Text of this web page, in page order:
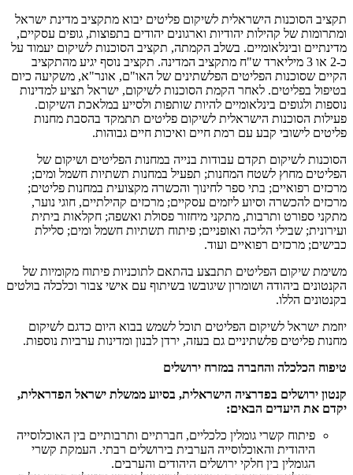
תקציב הסוכנות הישראלית לשיקום פליטים יבוא מתקציב מדינת ישראל
ומתרומות של קהילות יהודיות וארגונים יהודים בתפוצות, גופים עסקיים,
מדינתיים ובינלאומיים. בשלב הקמתה, תקציב הסוכנות לשיקום יעמוד על
כ-2 או 3 מיליארד ש"ח מתקציב המדינה. תקציב נוסף יגיע מהתקציב
הקיים שסוכנות הפליטים הפלשתינים של האו"ם, אונר"א, משקיעה כיום
בטיפול בפליטים. לאחר הקמת הסוכנות לשיקום, ישראל תציע למדינות
נוספות ולגופים בינלאומיים להיות שותפות ולסייע במלאכת השיקום.
פעילות הסוכנות הישראלית לשיקום פליטים תתמקד בהסבת מחנות
פליטים לישובי קבע עם רמת חיים ואיכות חיים גבוהות.
הסוכנות לשיקום תקדם עבודות בנייה במחנות הפליטים ושיקום של
הפליטים מחוץ לשטח המחנות; תפעיל במחנות תשתיות חשמל ומים;
מרכזים רפואיים; בתי ספר לחינוך והכשרה מקצועית במחנות פליטים;
מרכזים להכשרה וסיוע ליזמים עסקיים; מרכזים קהילתיים, חוגי נוער,
מתקני ספורט ותרבות, מתקני מיחזור פסולת ואשפה; חקלאות ביתית
ועירונית; שבילי הליכה ואופניים; פיתוח תשתיות חשמל ומים; סלילת
כבישים; מרכזים רפואיים ועוד.
משימת שיקום הפליטים תתבצע בהתאם לתוכניות פיתוח מקומיות של
הקנטונים ביהודה ושומרון שיגובשו בשיתוף עם אישי צבור וכלכלה בולטים
בקנטונים הללו.
יוזמת ישראל לשיקום הפליטים תוכל לשמש בבוא היום כדגם לשיקום
מחנות פליטים פלשתיניים גם בעזה, ירדן לבנון ומדינות ערביות נוספות.
טיפוח הכלכלה והחברה במזרח ירושלים
קנטון ירושלים בפדרציה הישראלית, בסיוע ממשלת ישראל הפדראלית,
יקדם את היעדים הבאים:
פיתוח קשרי גומלין כלכליים, חברתיים ותרבותיים בין האוכלוסייה
היהודית והאוכלוסייה הערבית בירושלים רבתי. העמקת קשרי
הגומלין בין חלקי ירושלים היהודים והערבים.